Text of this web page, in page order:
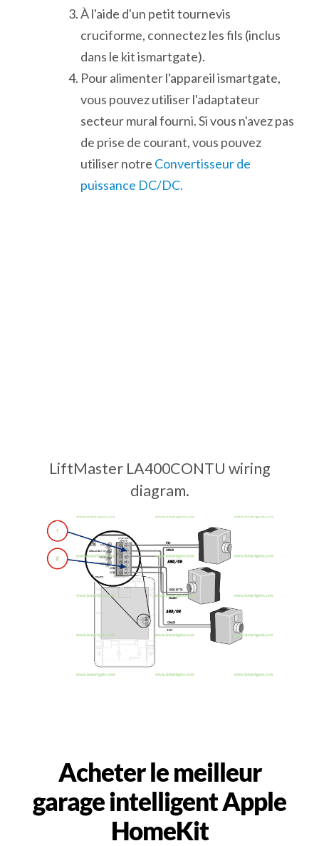
À l'aide d'un petit tournevis
cruciforme, connectez les fils (inclus
dans le kit ismartgate).
Pour alimenter l'appareil ismartgate,
vous pouvez utiliser l'adaptateur
secteur mural fourni. Si vous n'avez pas
de prise de courant, vous pouvez
utiliser notre Convertisseur de
puissance DC/DC.
LiftMaster LA400CONTU wiring
diagram.
Acheter le meilleur
garage intelligent Apple
HomeKit